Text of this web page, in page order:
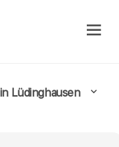
Lüdinghausen